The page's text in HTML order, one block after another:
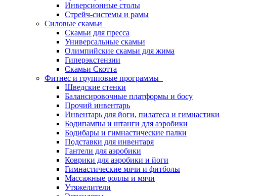
Инверсионные столы
Стрейч-системы и рамы
Силовые скамьи
Скамьи для пресса
Универсальные скамьи
Олимпийские скамьи для жима
Гиперэкстензии
Скамьи Скотта
Фитнес и групповые программы
Шведские стенки
Балансировочные платформы и босу
Прочий инвентарь
Инвентарь для йоги, пилатеса и гимнастики
Бодипампы и штанги для аэробики
Бодибары и гимнастические палки
Подставки для инвентаря
Гантели для аэробики
Коврики для аэробики и йоги
Гимнастические мячи и фитболы
Массажные роллы и мячи
Утяжелители